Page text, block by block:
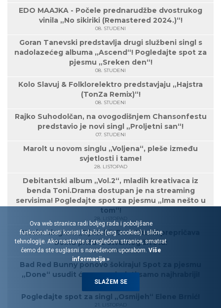
EDO MAAJKA - Počele prednarudžbe dvostrukog
vinila „No sikiriki (Remastered 2024.)“!
08. STUDENI
Goran Tanevski predstavlja drugi službeni singl s
nadolazećeg albuma „Ascend“! Pogledajte spot za
pjesmu „Sreken den“!
08. STUDENI
Kolo Slavuj & Folklorelektro predstavjaju „Hajstra
(TonZa Remix)“!
08. STUDENI
Rajko Suhodolčan, na ovogodišnjem Chansonfestu
predstavio je novi singl „Proljetni san“!
07. STUDENI
Marolt u novom singlu „Voljena“, pleše između
svjetlosti i tame!
28. LISTOPAD
Debitantski album „Vol.2“, mladih kreativaca iz
benda Toni.Drama dostupan je na streaming
servisima! Pogledajte spot za pjesmu „Ima nešto u
tom“!
28. LISTOPAD
Novim singlom „Dječak“, Dora Vestić prepričava
bolnu priču iz stvarnog života!
25. LISTOPAD
Bad Red Bunny ponovo šokiraju! Spot za pjesmu
„Done“ usudit će se pogledati samo najhrabriji!
23. LISTOPAD
Pogledajte spot za singl „Osmijeh“ Elene Brnić!
21. LISTOPAD
Ova web stranica radi boljeg rada i poboljšane
funkcionalnosti koristi kolačiće (eng. cookies) i slične
tehnologije. Ako nastavite s pregledom stranice, smatrat
ćemo da ste suglasni s navedenom uporabom. Više
informacija »
SLAŽEM SE